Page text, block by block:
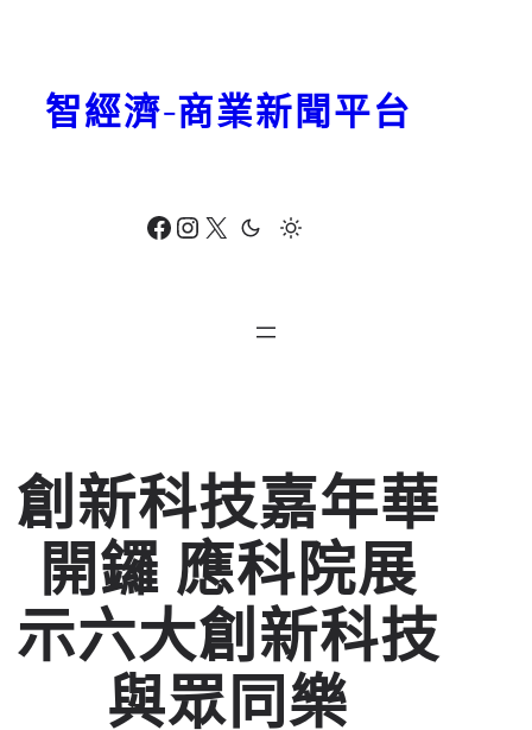
Facebook Instagram X
智經濟-商業新聞平台
創新科技嘉年華
開鑼 應科院展
示六大創新科技
與眾同樂